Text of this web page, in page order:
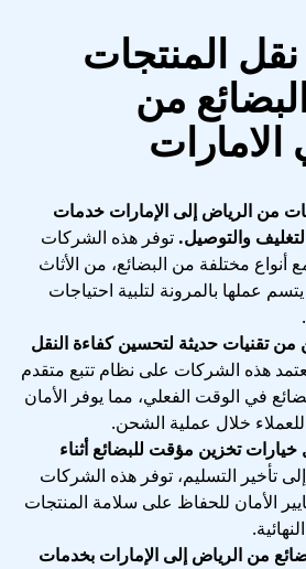
المنتجات
من
من الرياض إلى الإمارات خدمات
والتوصيل. توفر هذه الشركات
مختلفة من البضائع، من الأثاث
يتسم عملها بالمرونة لتلبية احتياجات
تقنيات حديثة لتحسين كفاءة النقل
هذه الشركات على نظام تتبع متقدم
في الوقت الفعلي، مما يوفر الأمان
خلال عملية الشحن.
تخزين مؤقت للبضائع أثناء
تأخير التسليم، توفر هذه الشركات
الأمان للحفاظ على سلامة المنتجات
من الرياض إلى الإمارات بخدمات